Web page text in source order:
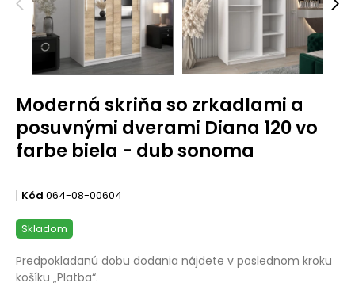
Moderná skriňa so zrkadlami a
posuvnými dverami Diana 120 vo
farbe biela - dub sonoma
Kód 064-08-00604
Skladom
Predpokladanú dobu dodania nájdete v poslednom kroku
košíku „Platba“.